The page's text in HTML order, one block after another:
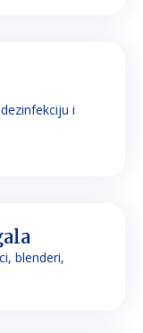
i
blenderi,